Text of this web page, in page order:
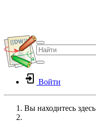
Войти
Вы находитесь здесь